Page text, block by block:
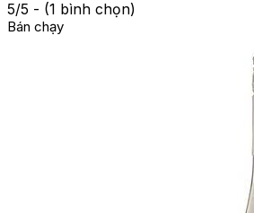
5/5 - (1 bình chọn)
Bán chạy